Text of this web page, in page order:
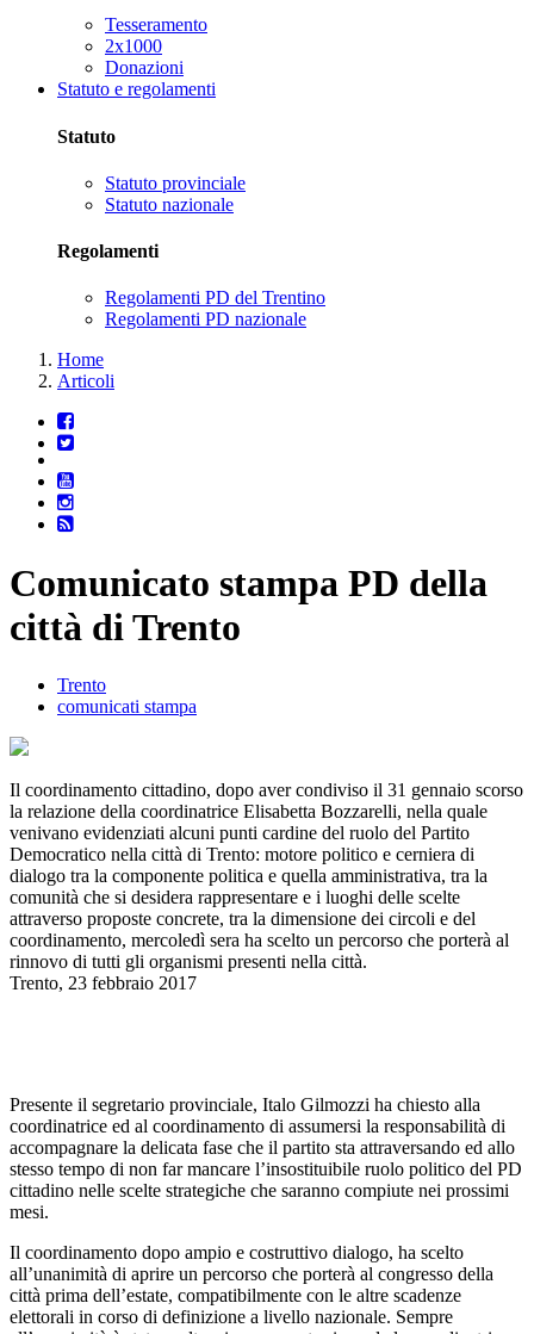
Tesseramento
2x1000
Donazioni
Statuto e regolamenti
Statuto
Statuto provinciale
Statuto nazionale
Regolamenti
Regolamenti PD del Trentino
Regolamenti PD nazionale
Home
Articoli
Comunicato stampa PD della
città di Trento
Trento
comunicati stampa
Il coordinamento cittadino, dopo aver condiviso il 31 gennaio scorso
la relazione della coordinatrice Elisabetta Bozzarelli, nella quale
venivano evidenziati alcuni punti cardine del ruolo del Partito
Democratico nella città di Trento: motore politico e cerniera di
dialogo tra la componente politica e quella amministrativa, tra la
comunità che si desidera rappresentare e i luoghi delle scelte
attraverso proposte concrete, tra la dimensione dei circoli e del
coordinamento, mercoledì sera ha scelto un percorso che porterà al
rinnovo di tutti gli organismi presenti nella città.
Trento, 23 febbraio 2017
Presente il segretario provinciale, Italo Gilmozzi ha chiesto alla
coordinatrice ed al coordinamento di assumersi la responsabilità di
accompagnare la delicata fase che il partito sta attraversando ed allo
stesso tempo di non far mancare l’insostituibile ruolo politico del PD
cittadino nelle scelte strategiche che saranno compiute nei prossimi
mesi.
Il coordinamento dopo ampio e costruttivo dialogo, ha scelto
all’unanimità di aprire un percorso che porterà al congresso della
città prima dell’estate, compatibilmente con le altre scadenze
elettorali in corso di definizione a livello nazionale. Sempre